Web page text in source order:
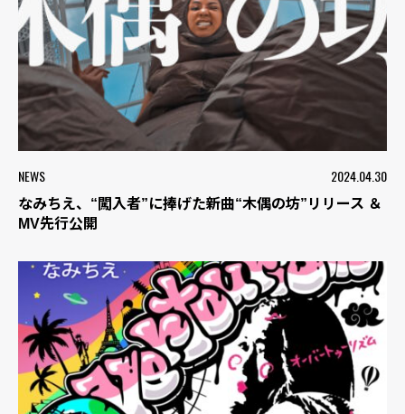
NEWS 2024.04.30
なみちえ、“闖入者”に捧げた新曲“木偶の坊”リリース ＆
MV先行公開